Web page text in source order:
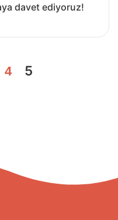
davet ediyoruz!
4 5